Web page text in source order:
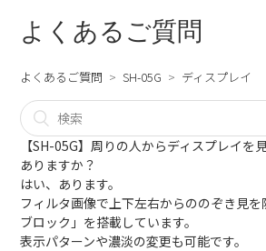
よくあるご質問
よくあるご質問 SH-05G ディスプレイ
【SH-05G】周りの人からディスプレイを
ありますか？
はい、あります。
フィルタ画像で上下左右からののぞき見
ブロック」を搭載しています。
表示パターンや濃淡の変更も可能です。